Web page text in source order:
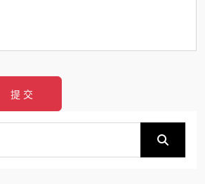
提 交